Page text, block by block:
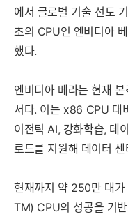
에서 글로벌 기술 선도
초의 CPU인 엔비디아
했다.
엔비디아 베라는 현재
서다. 이는 x86 CPU 대
이전틱 AI, 강화학습, 데
로드를 지원해 데이터
현재까지 약 250만 대
TM) CPU의 성공을 기